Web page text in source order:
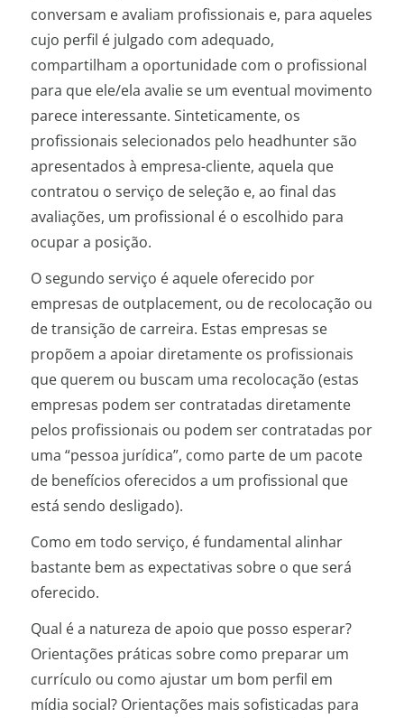
conversam e avaliam profissionais e, para aqueles
cujo perfil é julgado com adequado,
compartilham a oportunidade com o profissional
para que ele/ela avalie se um eventual movimento
parece interessante. Sinteticamente, os
profissionais selecionados pelo headhunter são
apresentados à empresa-cliente, aquela que
contratou o serviço de seleção e, ao final das
avaliações, um profissional é o escolhido para
ocupar a posição.
O segundo serviço é aquele oferecido por
empresas de outplacement, ou de recolocação ou
de transição de carreira. Estas empresas se
propõem a apoiar diretamente os profissionais
que querem ou buscam uma recolocação (estas
empresas podem ser contratadas diretamente
pelos profissionais ou podem ser contratadas por
uma “pessoa jurídica”, como parte de um pacote
de benefícios oferecidos a um profissional que
está sendo desligado).
Como em todo serviço, é fundamental alinhar
bastante bem as expectativas sobre o que será
oferecido.
Qual é a natureza de apoio que posso esperar?
Orientações práticas sobre como preparar um
currículo ou como ajustar um bom perfil em
mídia social? Orientações mais sofisticadas para